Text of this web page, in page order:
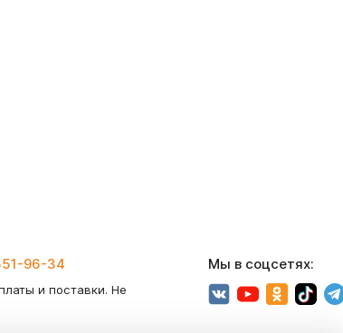
96-34
и поставки. Не
Мы в соцсетях: